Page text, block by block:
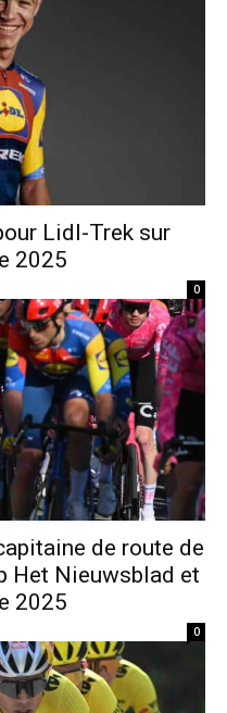
Lidl-Trek sur
2025
0
de route de
Het Nieuwsblad et
2025
0